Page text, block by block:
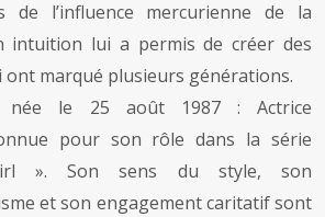
de l’influence mercurienne de la
intuition lui a permis de créer des
ont marqué plusieurs générations.
née le 25 août 1987 : Actrice
pour son rôle dans la série
». Son sens du style, son
et son engagement caritatif sont